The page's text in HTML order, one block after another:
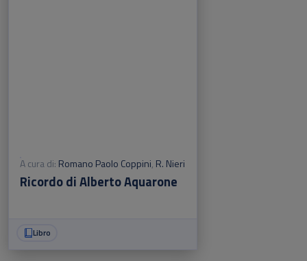
A cura di: Romano Paolo Coppini, R. Nieri
Ricordo di Alberto Aquarone
Libro